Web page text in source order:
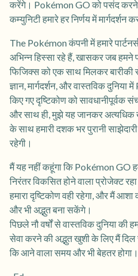
करेंगे। Pokémon GO को पसंद करने
कम्युनिटी हमारे हर निर्णय में मार्गदर्शन
The Pokémon कंपनी में हमारे
अभिन्न हिस्सा रहे हैं, खासकर जब
फिजिक्स को एक साथ मिलकर
ज्ञान, मार्गदर्शन, और वास्तविक
किए गए दृष्टिकोण को सावधानीपूर्वक
और साथ ही, मुझे यह जानकर
के साथ हमारी दशक भर पुरानी
रहेगी।
मैं यह नहीं कहूंगा कि Pokémon GO
निरंतर विकसित होने वाला प्रोजेक्ट
हमारा दृष्टिकोण वही रहेगा, और मैं
और भी अद्भुत बना सकेंगे।
पिछले नौ वर्षों से वास्तविक दुनिया की
सेवा करने की अद्भुत खुशी के लिए मैं
कि आने वाला समय और भी बेहतर होगा।